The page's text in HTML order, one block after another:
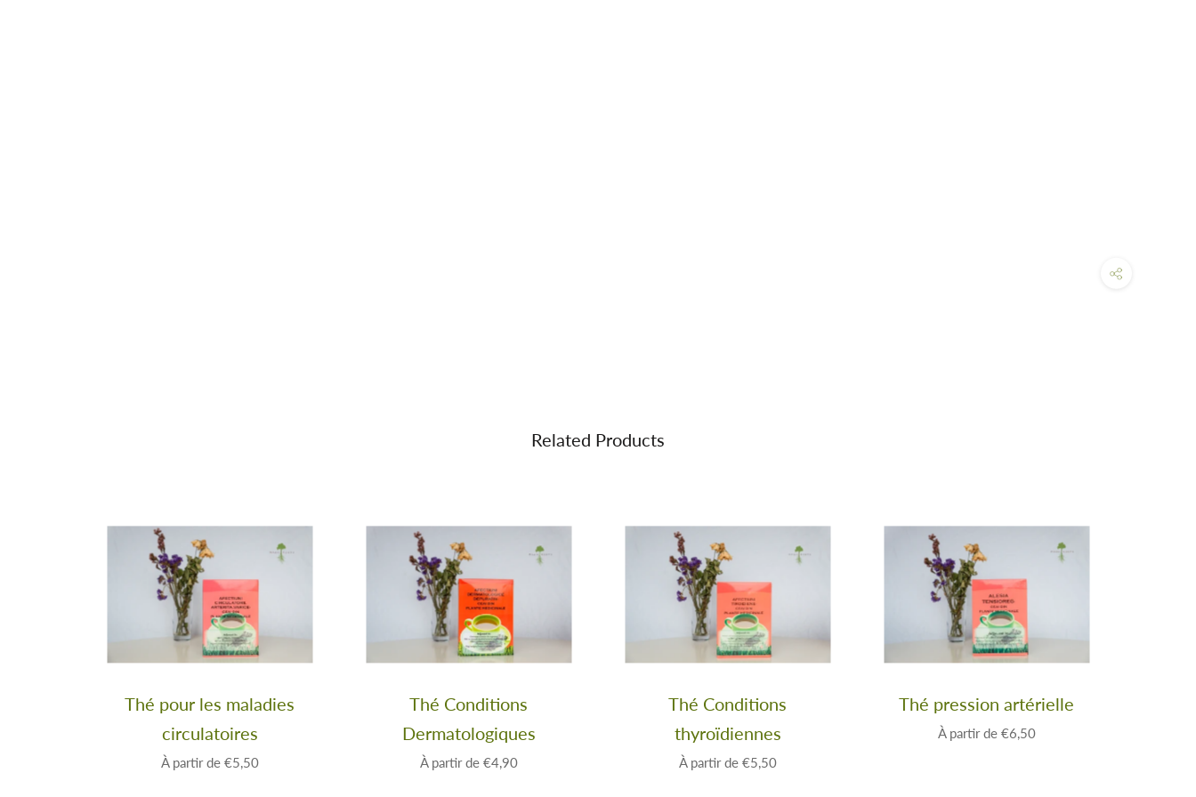
Related Products
Thé pour les maladies
circulatoires
À partir de €5,50
Thé Conditions
Dermatologiques
À partir de €4,90
Thé Conditions
thyroïdiennes
À partir de €5,50
Thé pression artérielle
À partir de €6,50